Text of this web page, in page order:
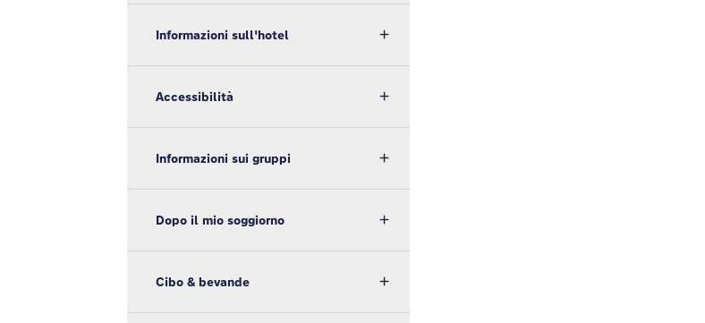
Informazioni sull'hotel
Accessibilità
Informazioni sui gruppi
Dopo il mio soggiorno
Cibo & bevande